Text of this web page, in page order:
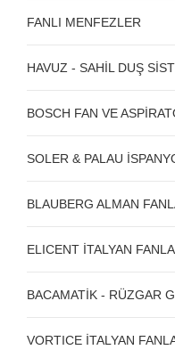
FANLI MENFEZLER
HAVUZ - SAHİL DUŞ
BOSCH FAN VE
SOLER & PALAU
BLAUBERG ALMAN
ELICENT İTALYAN
BACAMATİK - RÜZGAR
VORTICE İTALYAN